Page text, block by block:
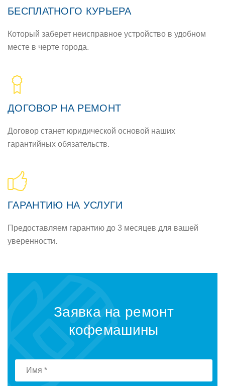
БЕСПЛАТНОГО КУРЬЕРА
Который заберет неисправное устройство в удобном
месте в черте города.
ДОГОВОР НА РЕМОНТ
Договор станет юридической основой наших
гарантийных обязательств.
ГАРАНТИЮ НА УСЛУГИ
Предоставляем гарантию до 3 месяцев для вашей
уверенности.
Заявка на ремонт
кофемашины